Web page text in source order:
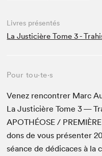
Livres présentés
La Justicière Tome 3 -
Pour tou⋅te⋅s
Venez ren­con­tr­er Marc
La Jus­ti­cière Tome3—
APOTHÉOSE / PRE­MIÈRE
dons de vous présen­ter20
séance de dédi­caces à la